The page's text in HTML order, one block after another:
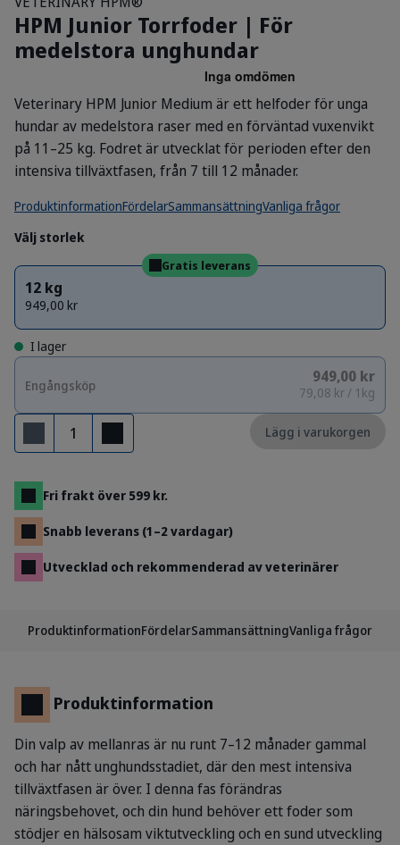
HPM Junior Torrfoder | För
medelstora unghundar
Veterinary HPM Junior Medium är ett helfoder för unga
hundar av medelstora raser med en förväntad vuxenvikt
på 11–25 kg. Fodret är utvecklat för perioden efter den
intensiva tillväxtfasen, från 7 till 12 månader.
ProduktinformationFördelarSammansättningVanliga frågor
Välj storlek
Gratis leverans
12 kg
949,00 kr
I lager
Engångsköp 949,00 kr
79,08 kr / 1kg
Ta bort
Lägg till
Lägg i varukorgen
Fri frakt över 599 kr.
Snabb leverans (1–2 vardagar)
Utvecklad och rekommenderad av veterinärer
ProduktinformationFördelarSammansättningVanliga frågor
Produktinformation
Din valp av mellanras är nu runt 7–12 månader gammal
och har nått unghundsstadiet, där den mest intensiva
tillväxtfasen är över. I denna fas förändras
näringsbehovet, och din hund behöver ett foder som
stödjer en hälsosam viktutveckling och en sund utveckling